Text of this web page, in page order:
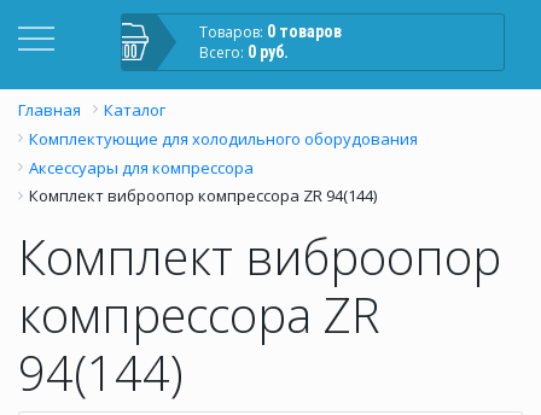
Товаров: 0 товаров
Всего: 0 руб.
Главная
Каталог
Комплектующие для холодильного оборудования
Аксессуары для компрессора
Комплект виброопор компрессора ZR 94(144)
Комплект виброопор
компрессора ZR
94(144)